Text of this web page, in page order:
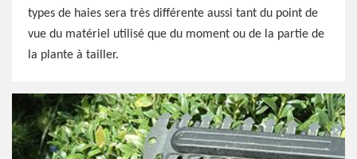
types de haies sera très différente aussi tant du point de
vue du matériel utilisé que du moment ou de la partie de
la plante à tailler.